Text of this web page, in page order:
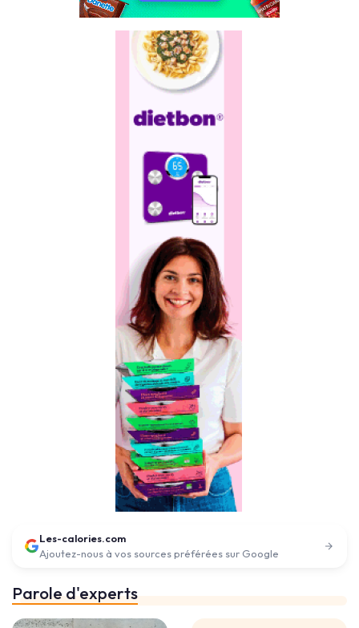
Les-calories.com
Ajoutez-nous à vos sources préférées sur Google
Parole d'experts